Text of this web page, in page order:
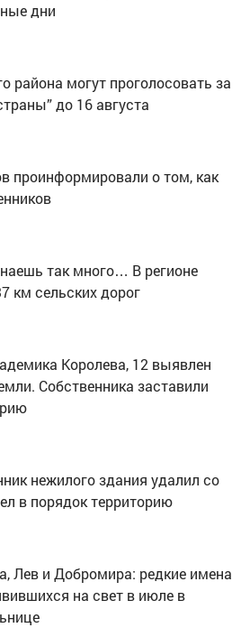
дни
района могут проголосовать за
до 16 августа
проинформировали о том, как
так много… В регионе
км сельских дорог
Королева, 12 выявлен
Собственника заставили
нежилого здания удалил со
в порядок территорию
Лев и Добромира: редкие имена
на свет в июле в